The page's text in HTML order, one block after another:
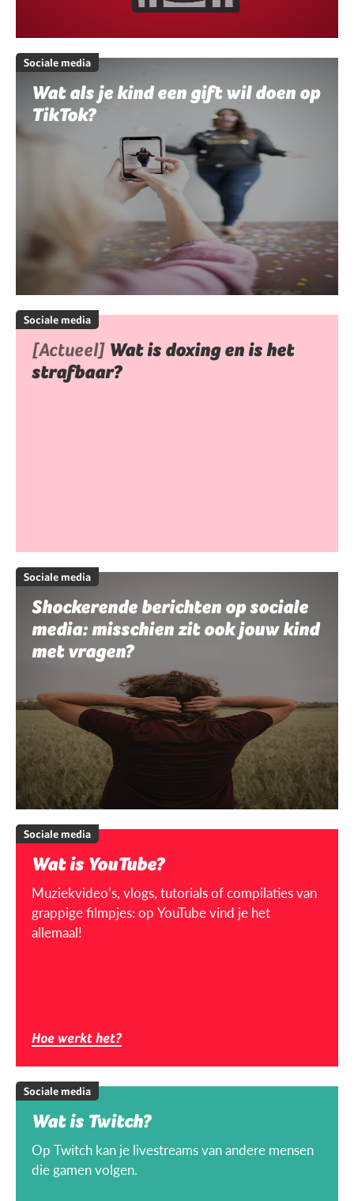
Sociale media
Wat als je kind een gift wil doen op
TikTok?
Sociale media
[Actueel] Wat is doxing en is het
strafbaar?
Sociale media
Shockerende berichten op sociale
media: misschien zit ook jouw kind
met vragen?
Sociale media
Wat is YouTube?
Muziekvideo’s, vlogs, tutorials of compilaties van
grappige filmpjes: op YouTube vind je het
allemaal!
Hoe werkt het?
Sociale media
Wat is Twitch?
Op Twitch kan je livestreams van andere mensen
die gamen volgen.